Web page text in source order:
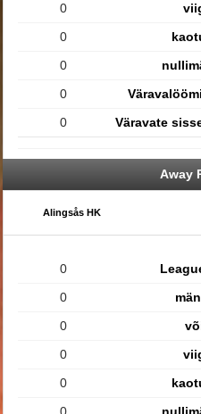
0
0
0
0
0
Väravate
Away
Alingsås HK
0
0
0
0
0
0